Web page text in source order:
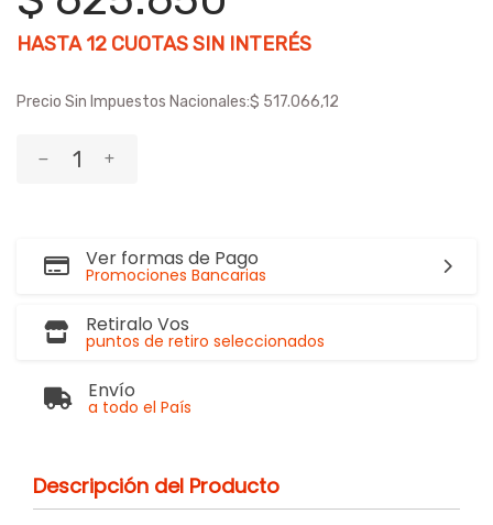
HASTA12 CUOTAS SIN INTERÉS
Precio Sin Impuestos Nacionales:$ 517.066,12
Ver formas de Pago
Promociones Bancarias
Retiralo Vos
puntos de retiro seleccionados
Envío
a todo el País
Descripción del Producto